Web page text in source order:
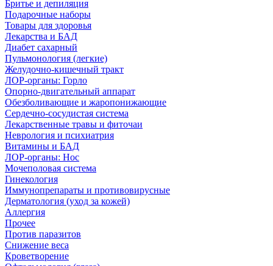
Бритье и депиляция
Подарочные наборы
Товары для здоровья
Лекарства и БАД
Диабет сахарный
Пульмонология (легкие)
Желудочно-кишечный тракт
ЛОР-органы: Горло
Опорно-двигательный аппарат
Обезболивающие и жаропонижающие
Сердечно-сосудистая система
Лекарственные травы и фиточаи
Неврология и психиатрия
Витамины и БАД
ЛОР-органы: Нос
Мочеполовая система
Гинекология
Иммунопрепараты и противовирусные
Дерматология (уход за кожей)
Аллергия
Прочее
Против паразитов
Снижение веса
Кроветворение